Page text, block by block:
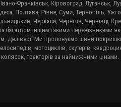
Франківськ, Кіровоград, Луганськ,
Полтава, Рівне, Суми, Тернопіль,
Черкаси, Чернігів, Чернівці,
багатьом іншим такими перевізниками
Делівері. Ми пропонуємо шини
мотоциклів, скутерів,
колясок, тракторів за найнижчими цінами.